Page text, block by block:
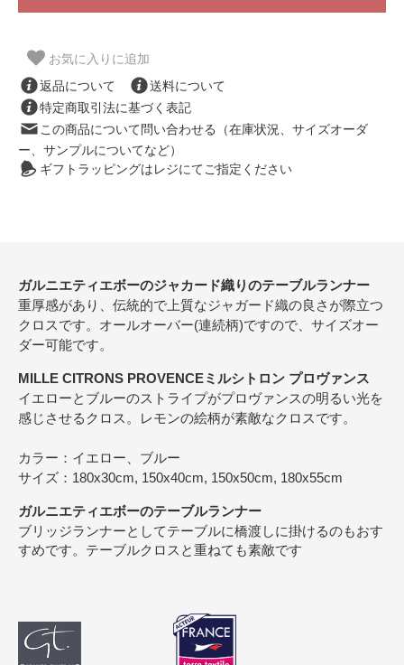
お気に入りに追加
返品について
送料について
特定商取引法に基づく表記
この商品について問い合わせる（在庫状況、サイズオーダ
ー、サンプルについてなど）
ギフトラッピングはレジにてご指定ください
ガルニエティエボーのジャカード織りのテーブルランナー
重厚感があり、伝統的で上質なジャガード織の良さが際立つ
クロスです。オールオーバー(連続柄)ですので、サイズオー
ダー可能です。
MILLE CITRONS PROVENCEミルシトロン プロヴァンス
イエローとブルーのストライプがプロヴァンスの明るい光を
感じさせるクロス。レモンの絵柄が素敵なクロスです。
カラー：イエロー、ブルー
サイズ：180x30cm, 150x40cm, 150x50cm, 180x55cm
ガルニエティエボーのテーブルランナー
ブリッジランナーとしてテーブルに橋渡しに掛けるのもおす
すめです。テーブルクロスと重ねても素敵です